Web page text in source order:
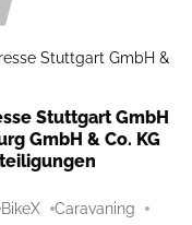
Stuttgart GmbH &
Stuttgart GmbH
GmbH & Co. KG
BikeX Caravaning